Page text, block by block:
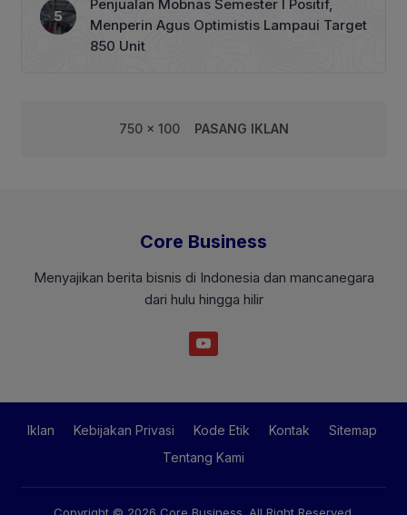
Penjualan Mobnas Semester I Positif,
Menperin Agus Optimistis Lampaui Target
850 Unit
750 x 100 PASANG IKLAN
Core Business
Menyajikan berita bisnis di Indonesia dan mancanegara
dari hulu hingga hilir
Iklan Kebijakan Privasi Kode Etik Kontak
Sitemap
Tentang Kami
Copyright © 2026 Core Business . All Right Reserved.